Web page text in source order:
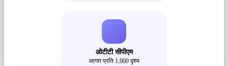
ओटीटी सीपीएम
लागत प्रति 1,000 दृश्य